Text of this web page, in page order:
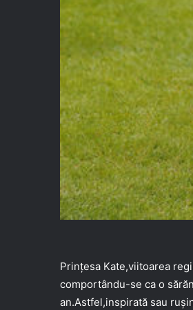
Prințesa Kate,viitoarea
comportându-se ca o
an.Astfel,inspirată sau